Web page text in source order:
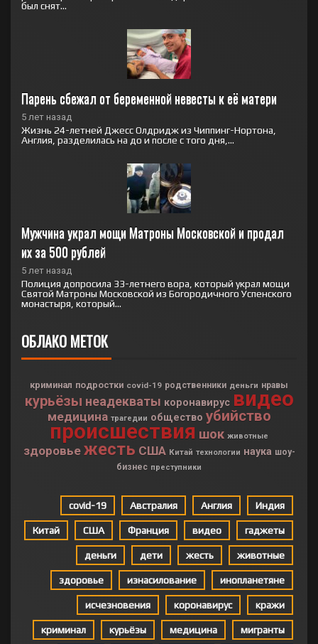
был снят...
Парень сбежал от беременной невесты к её матери
5 лет назад
Жизнь 24-летней Джесс Олдридж из Чиппинг-Нортона,
Англия, разделилась на до и после с того дня,...
Мужчина украл мощи Матроны Московской и продал
их за 500 рублей
5 лет назад
Полиция допросила 33-летнего вора, который украл мощи
Святой Матроны Московской из Богородичного Успенского
монастыря, который...
ОБЛАКО МЕТОК
криминал подростки covid-19 родственники деньги нравы
курьёзы неадекваты коронавирус видео
медицина трагедии общество убийство
происшествия шок животные
здоровье жесть США Китай технологии наука шоу-
бизнес преступники
covid-19 Австралия Англия Индия
Китай США Франция видео гаджеты
деньги дети жесть животные
здоровье изнасилование инопланетяне
исчезновения коронавирус кражи
криминал курьёзы медицина мигранты